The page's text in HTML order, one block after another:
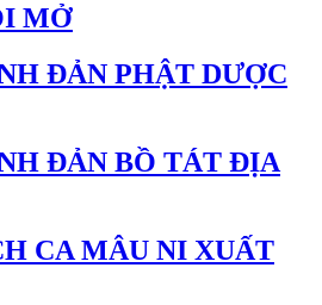
MỞ
ĐẢN PHẬT DƯỢC
ĐẢN BỒ TÁT ĐỊA
CA MÂU NI XUẤT